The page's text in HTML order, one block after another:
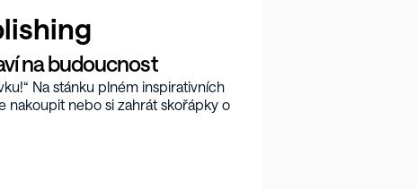
na budoucnost
Na stánku plném inspirativních
nakoupit nebo si zahrát skořápky o